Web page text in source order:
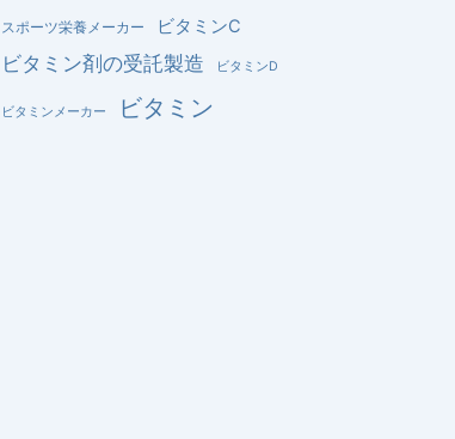
スポーツ栄養メーカー ビタミンC
ビタミン剤の受託製造 ビタミンD
ビタミンメーカー ビタミン